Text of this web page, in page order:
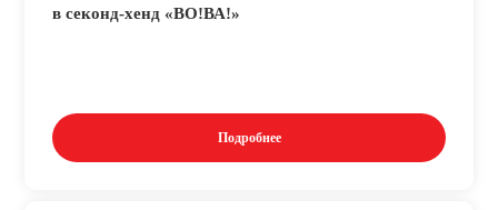
в секонд-хенд «ВО!ВА!»
Подробнее